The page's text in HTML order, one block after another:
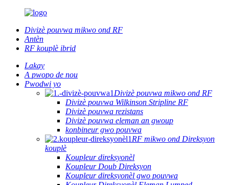
Divizè pouvwa mikwo ond RF
Antèn
RF kouplè ibrid
Lakay
A pwopo de nou
Pwodwi yo
Divizè pouvwa mikwo ond RF
Divizè pouvwa Wilkinson Stripline RF
Divizè pouvwa rezistans
Divizè pouvwa eleman an gwoup
konbineur gwo pouvwa
RF mikwo ond Direksyon
kouplè
Koupleur direksyonèl
Koupleur Doub Direksyon
Koupleur direksyonèl gwo pouvwa